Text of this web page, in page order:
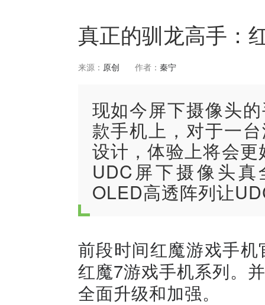
真正的驯龙高手：
来源： 原创 作者： 秦宁
现如今屏下摄像头
款手机上，对于一
设计，体验上将会
UDC屏下摄像头
OLED高透阵列让
前段时间红魔游戏手
红魔7游戏手机系列。
全面升级和加强。